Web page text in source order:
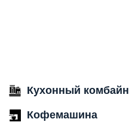
Кухонный комбайн
Кофемашина